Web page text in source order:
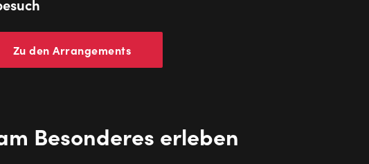
Zu den Arrangements
Besonderes erleben